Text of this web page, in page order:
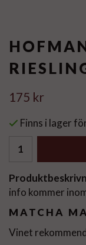
175 kr
Finns i lager
info kommer
MATCHA
Vinet